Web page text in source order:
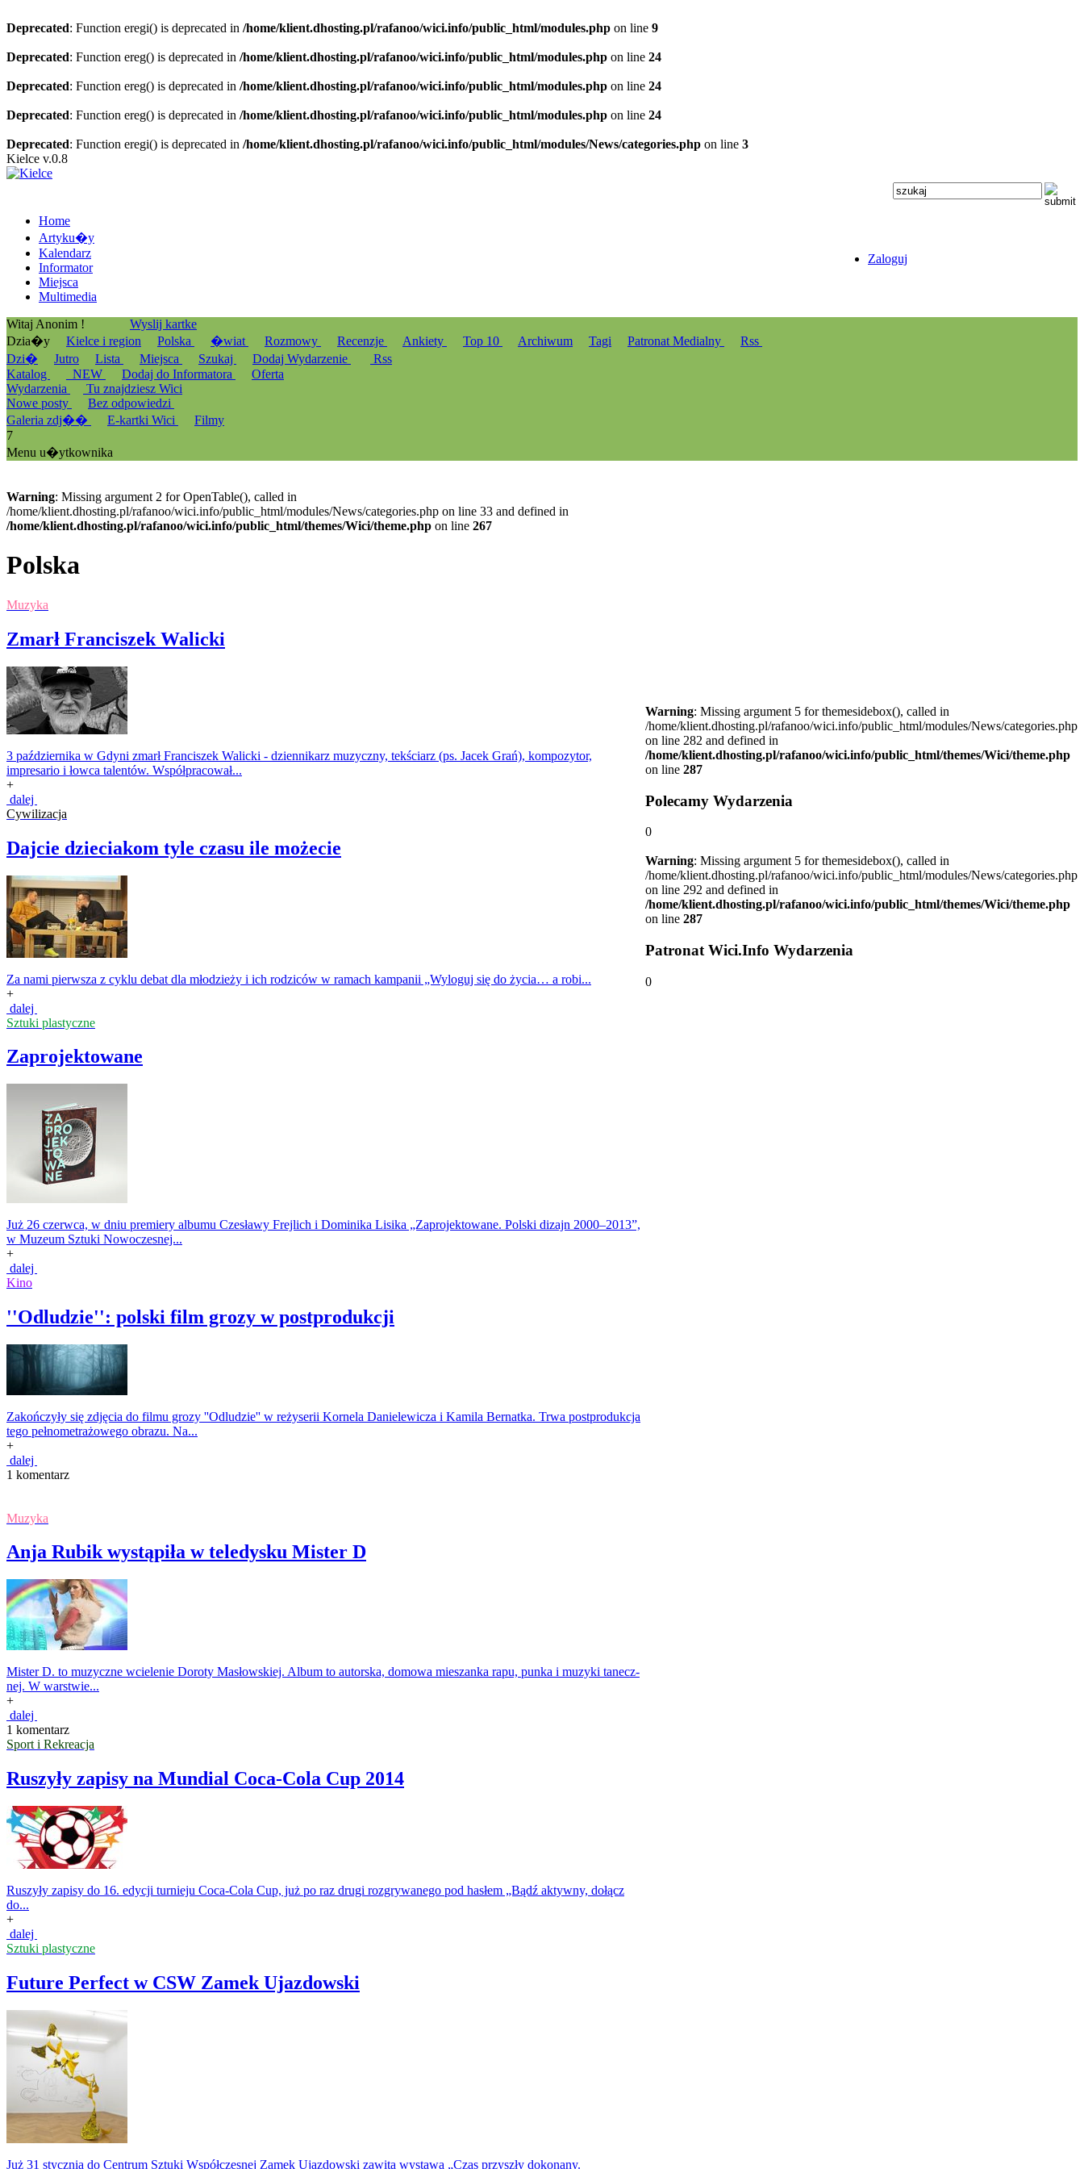
Deprecated: Function eregi() is deprecated in /home/klient.dhosting.pl/rafanoo/wici.info/public_html/modules.php on line 9
Deprecated: Function ereg() is deprecated in /home/klient.dhosting.pl/rafanoo/wici.info/public_html/modules.php on line 24
Deprecated: Function ereg() is deprecated in /home/klient.dhosting.pl/rafanoo/wici.info/public_html/modules.php on line 24
Deprecated: Function ereg() is deprecated in /home/klient.dhosting.pl/rafanoo/wici.info/public_html/modules.php on line 24
Deprecated: Function eregi() is deprecated in /home/klient.dhosting.pl/rafanoo/wici.info/public_html/modules/News/categories.php on line 3
Kielce v.0.8
Home
Artyku�y
Kalendarz
Informator
Miejsca
Multimedia
Zaloguj
Witaj Anonim !
Wyslij kartke
Dzia�y
Kielce i region Polska �wiat Rozmowy Recenzje Ankiety Top 10 Archiwum Tagi Patronat Medialny
Rss
Dzi�
Jutro Lista Miejsca Szukaj Dodaj Wydarzenie
Rss
Katalog
_NEW Dodaj do Informatora
Oferta
Wydarzenia
Tu znajdziesz Wici
Nowe posty
Bez odpowiedzi
Galeria zdj��
E-kartki Wici
Filmy
7
Menu u�ytkownika
Warning: Missing argument 2 for OpenTable(), called in
/home/klient.dhosting.pl/rafanoo/wici.info/public_html/modules/News/categories.php on line 33 and defined in
/home/klient.dhosting.pl/rafanoo/wici.info/public_html/themes/Wici/theme.php on line 267
Polska
Muzyka
Zmarł Franciszek Walicki
3 października w Gdyni zmarł Franciszek Walicki - dziennikarz muzyczny, tekściarz (ps. Jacek Grań), kompozytor,
impresario i łowca talentów. Współpracował...
+
dalej
Cywilizacja
Dajcie dzieciakom tyle czasu ile możecie
Za nami pierwsza z cyklu debat dla młodzieży i ich rodziców w ramach kampanii „Wyloguj się do życia… a robi...
+
dalej
Sztuki plastyczne
Zaprojektowane
Już 26 czerwca, w dniu premiery albumu Czesławy Frejlich i Dominika Lisika „Zaprojektowane. Polski dizajn 2000–2013”,
w Muzeum Sztuki Nowoczesnej...
+
dalej
Kino
''Odludzie'': polski film grozy w postprodukcji
Zakończyły się zdjęcia do filmu grozy ''Odludzie'' w reżyserii Kornela Danielewicza i Kamila Bernatka. Trwa postprodukcja
tego pełnometrażowego obrazu. Na...
+
dalej
1 komentarz
Muzyka
Anja Rubik wystąpiła w teledysku Mister D
Mister D. to muzyczne wcielenie Doroty Masłowskiej. Album to autor­ska, domowa mieszanka rapu, punka i muzyki tanecz­
nej. W war­stwie...
+
dalej
1 komentarz
Sport i Rekreacja
Ruszyły zapisy na Mundial Coca-Cola Cup 2014
Ruszyły zapisy do 16. edycji turnieju Coca-Cola Cup, już po raz drugi rozgrywanego pod hasłem „Bądź aktywny, dołącz
do...
+
dalej
Sztuki plastyczne
Future Perfect w CSW Zamek Ujazdowski
Już 31 stycznia do Centrum Sztuki Współczesnej Zamek Ujazdowski zawita wystawa „Czas przyszły dokonany.
Warning: Missing argument 5 for themesidebox(), called in
/home/klient.dhosting.pl/rafanoo/wici.info/public_html/modules/News/categories.php
on line 282 and defined in
/home/klient.dhosting.pl/rafanoo/wici.info/public_html/themes/Wici/theme.php
on line 287
Polecamy Wydarzenia
0
Warning: Missing argument 5 for themesidebox(), called in
/home/klient.dhosting.pl/rafanoo/wici.info/public_html/modules/News/categories.php
on line 292 and defined in
/home/klient.dhosting.pl/rafanoo/wici.info/public_html/themes/Wici/theme.php
on line 287
Patronat Wici.Info Wydarzenia
0